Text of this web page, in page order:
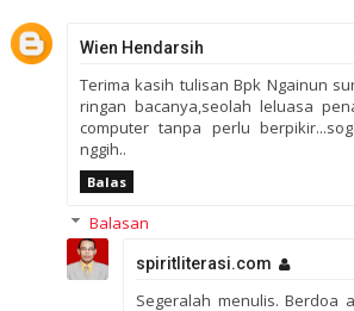
Wien Hendarsih
Terima kasih tulisan Bpk Ngainun
ringan bacanya,seolah leluasa
computer tanpa perlu
nggih..
Balas
Balasan
spiritliterasi.com
Segeralah menulis. Berdoa